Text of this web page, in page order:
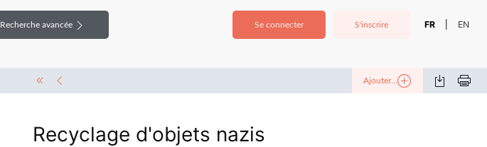
Se connecter S'inscrire FR EN
Recherche avancée
Ajouter...
Recyclage d'objets nazis